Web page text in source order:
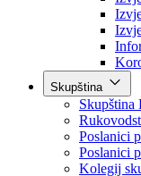
Skupština
Skupština